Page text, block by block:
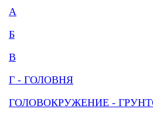
А
Б
В
Г - ГОЛОВНЯ
ГОЛОВОКРУЖЕНИЕ -